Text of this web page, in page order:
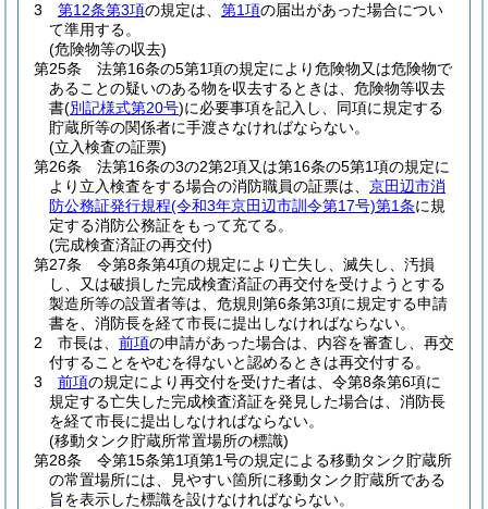
3
第12条第3項の規定は、 第1項の届出があった場合につい
て準用する。
(危険物等の収去)
第25条
法第16条の5第1項の規定により危険物又は危険物で
あることの疑いのある物を収去するときは、危険物等収去
書(別記様式第20号)に必要事項を記入し、同項に規定する
貯蔵所等の関係者に手渡さなければならない。
(立入検査の証票)
第26条
法第16条の3の2第2項又は第16条の5第1項の規定に
より立入検査をする場合の消防職員の証票は、 京田辺市消
防公務証発行規程(令和3年京田辺市訓令第17号)第1条に規
定する消防公務証をもって充てる。
(完成検査済証の再交付)
第27条
令第8条第4項の規定により亡失し、滅失し、汚損
し、又は破損した完成検査済証の再交付を受けようとする
製造所等の設置者等は、危規則第6条第3項に規定する申請
書を、消防長を経て市長に提出しなければならない。
2
市長は、 前項の申請があった場合は、内容を審査し、再交
付することをやむを得ないと認めるときは再交付する。
3
前項の規定により再交付を受けた者は、令第8条第6項に
規定する亡失した完成検査済証を発見した場合は、消防長
を経て市長に提出しなければならない。
(移動タンク貯蔵所常置場所の標識)
第28条
令第15条第1項第1号の規定による移動タンク貯蔵所
の常置場所には、見やすい箇所に移動タンク貯蔵所である
旨を表示した標識を設けなければならない。